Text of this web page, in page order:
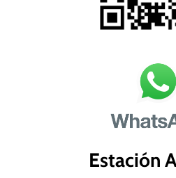
Estación